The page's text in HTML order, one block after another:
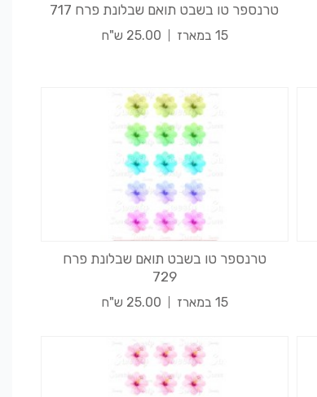
טרנספר טו בשבט תואם שבלונת פרח 717
15 במארז 25.00 ש"ח
טרנספר טו בשבט תואם שבלונת פרח
729
15 במארז 25.00 ש"ח